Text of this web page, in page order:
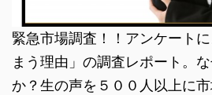
緊急市場調査！！アンケート
まう理由」の調査レポート。
か？生の声を５００人以上に